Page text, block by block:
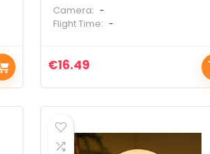
Camera: -
Flight Time: -
€16.49